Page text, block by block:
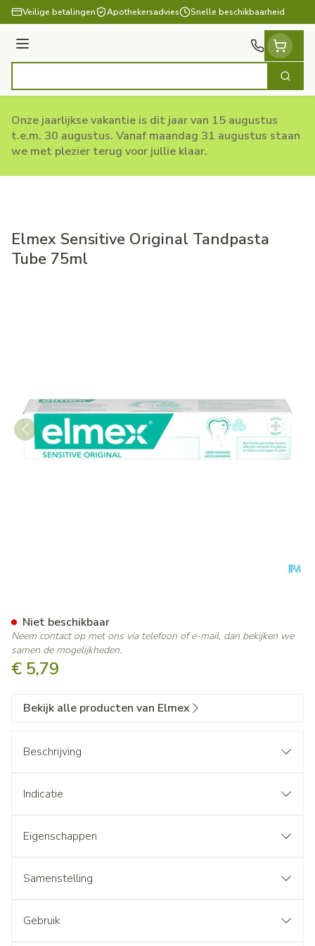
Ga naar de inhoud
Veilige betalingen Apothekersadvies Snelle beschikbaarheid
Menu
Zoek
Onze jaarlijkse vakantie is dit jaar van 15 augustus
t.e.m. 30 augustus. Vanaf maandag 31 augustus staan
we met plezier terug voor jullie klaar.
Elmex Sensitive Original Tandpasta
Tube 75ml
€ 5,79
Niet beschikbaar
Neem contact op met ons via telefoon of e-mail, dan bekijken we
samen de mogelijkheden.
Bekijk alle producten van Elmex
Beschrijving
Indicatie
Eigenschappen
Samenstelling
Gebruik